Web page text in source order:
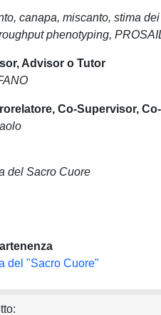
canapa, miscanto, stima
phenotyping,
Advisor o Tutor
Co-Supervisor,
del Sacro Cuore
del "Sacro Cuore"